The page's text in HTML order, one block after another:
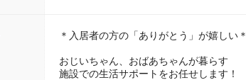
＊入居者の方の「ありがとう」が嬉しい＊
おじいちゃん、おばあちゃんが暮らす
施設での生活サポートをお任せします！